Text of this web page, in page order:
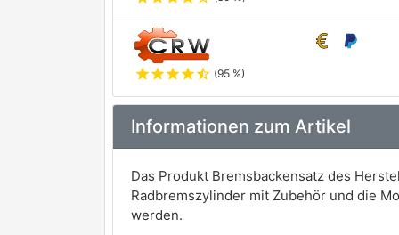
starstarstarstarstar_half (95 %)
Informationen zum Artikel
Das Produkt Bremsbackensatz des
Radbremszylinder mit Zubehör und die
werden.